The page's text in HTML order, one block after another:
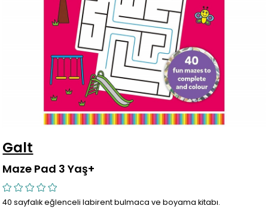
Galt
Maze Pad 3 Yaş+
40 sayfalık eğlenceli labirent bulmaca ve boyama kitabı.